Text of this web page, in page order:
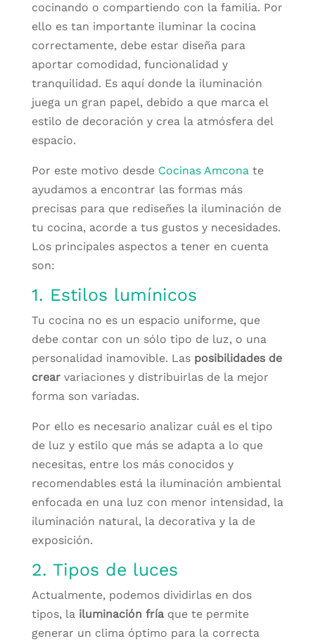
cocinando o compartiendo con la familia. Por
ello es tan importante iluminar la cocina
correctamente, debe estar diseña para
aportar comodidad, funcionalidad y
tranquilidad. Es aquí donde la iluminación
juega un gran papel, debido a que marca el
estilo de decoración y crea la atmósfera del
espacio.
Por este motivo desde Cocinas Amconate
ayudamos a encontrar las formas más
precisas para que rediseñes la iluminación de
tu cocina, acorde a tus gustos y necesidades.
Los principales aspectos a tener en cuenta
son:
1. Estilos lumínicos
Tu cocina no es un espacio uniforme, que
debe contar con un sólo tipo de luz, o una
personalidad inamovible. Las posibilidades de
crearvariaciones y distribuirlas de la mejor
forma son variadas.
Por ello es necesario analizar cuál es el tipo
de luz y estilo que más se adapta a lo que
necesitas, entre los más conocidos y
recomendables está la iluminación ambiental
enfocada en una luz con menor intensidad, la
iluminación natural, la decorativa y la de
exposición.
2. Tipos de luces
Actualmente, podemos dividirlas en dos
tipos, la iluminación fríaque te permite
generar un clima óptimo para la correcta